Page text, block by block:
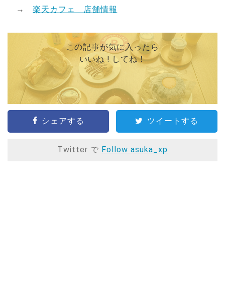
→楽天カフェ 店舗情報
この記事が気に入ったら
いいね ! してね！
シェアする ツイートする
Twitter で Follow asuka_xp